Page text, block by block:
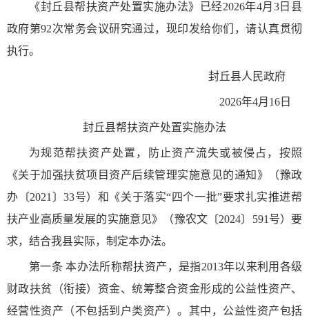
《封丘县帮扶资产处置实施办法》已经2026年4月3日县
政府第92次常务会议研究通过，现印发给你们，请认真贯彻
执行。
封丘县人民政府
2026年4月16日
封丘县帮扶资产处置实施办法
为规范帮扶资产处置，防止资产流失或被侵占，按照
《关于加强扶贫项目资产后续管理实施意见的通知》（豫政
办〔2021〕33号）和《关于落实“四个一批”要求扎实推进帮
扶产业高质量发展的实施意见》（豫农文〔2024〕591号）要
求，结合我县实际，制定本办法。
第一条 本办法所称帮扶资产，是指2013年以来利用各级
财政扶贫（衔接）资金、统筹整合资金形成的公益性资产、
经营性资产（不包括到户类资产）。其中，公益性资产包括